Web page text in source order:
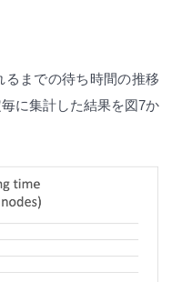
までの待ち時間の推移
に集計した結果を図7か